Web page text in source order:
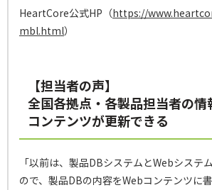
HeartCore公式HP（https://
mbl.html）
【担当者の声】
全国各拠点・各製品担当者の情
コンテンツが更新できる
「以前は、製品DBシステムとWebシステ
ので、製品DBの内容をWebコンテンツに